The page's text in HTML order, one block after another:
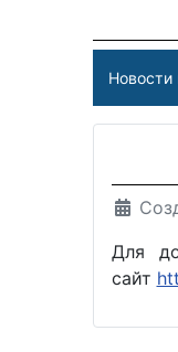
Новости
Для
сайт